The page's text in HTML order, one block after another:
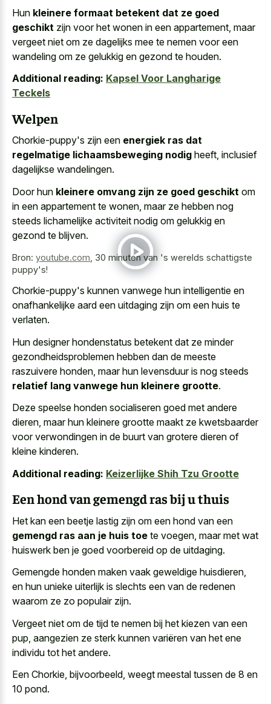
Hun kleinere formaat betekent dat ze goed
geschikt zijn voor het wonen in een appartement, maar
vergeet niet om ze dagelijks mee te nemen voor een
wandeling om ze gelukkig en gezond te houden.
Additional reading: Kapsel Voor Langharige
Teckels
Welpen
Chorkie-puppy's zijn een energiek ras dat
regelmatige lichaamsbeweging nodig heeft, inclusief
dagelijkse wandelingen.
Door hun kleinere omvang zijn ze goed geschikt om
in een appartement te wonen, maar ze hebben nog
steeds lichamelijke activiteit nodig om gelukkig en
gezond te blijven.
Bron: youtube.com 30 minuten van 's werelds schattigste
puppy's!
Chorkie-puppy's kunnen vanwege hun intelligentie en
onafhankelijke aard een uitdaging zijn om een huis te
verlaten.
Hun designer hondenstatus betekent dat ze minder
gezondheidsproblemen hebben dan de meeste
raszuivere honden, maar hun levensduur is nog steeds
relatief lang vanwege hun kleinere grootte.
Deze speelse honden socialiseren goed met andere
dieren, maar hun kleinere grootte maakt ze kwetsbaarder
voor verwondingen in de buurt van grotere dieren of
kleine kinderen.
Additional reading: Keizerlijke Shih Tzu Grootte
Een hond van gemengd ras bij u thuis
Het kan een beetje lastig zijn om een hond van een
gemengd ras aan je huis toe te voegen, maar met wat
huiswerk ben je goed voorbereid op de uitdaging.
Gemengde honden maken vaak geweldige huisdieren,
en hun unieke uiterlijk is slechts een van de redenen
waarom ze zo populair zijn.
Vergeet niet om de tijd te nemen bij het kiezen van een
pup, aangezien ze sterk kunnen variëren van het ene
individu tot het andere.
Een Chorkie, bijvoorbeeld, weegt meestal tussen de 8 en
10 pond.